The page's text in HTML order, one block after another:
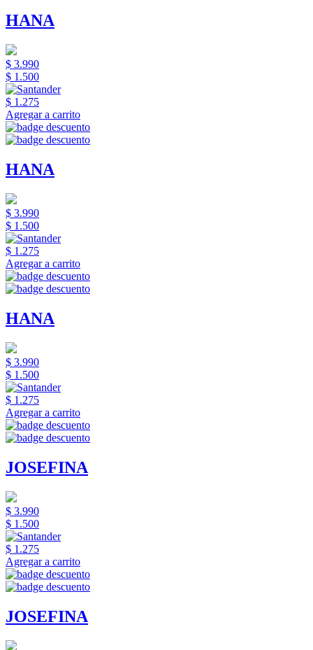
HANA
$ 3.990
$ 1.500
$ 1.275
Agregar a carrito
HANA
$ 3.990
$ 1.500
$ 1.275
Agregar a carrito
HANA
$ 3.990
$ 1.500
$ 1.275
Agregar a carrito
JOSEFINA
$ 3.990
$ 1.500
$ 1.275
Agregar a carrito
JOSEFINA